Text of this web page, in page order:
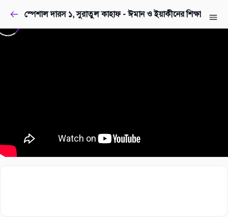
স্পেশাল দারস ১, সুরাতুল কাহাফ - ঈমান ও ইয়াকীনের শিক্ষা